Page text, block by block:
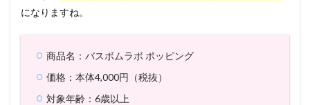
になりますね。
商品名：バスボムラボ ポッピング
価格：本体4,000円（税抜）
対象年齢：6歳以上